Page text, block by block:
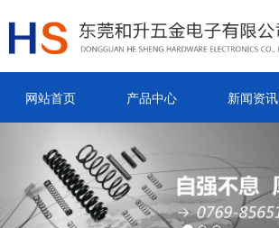
网站首页 产品中心 新闻资讯